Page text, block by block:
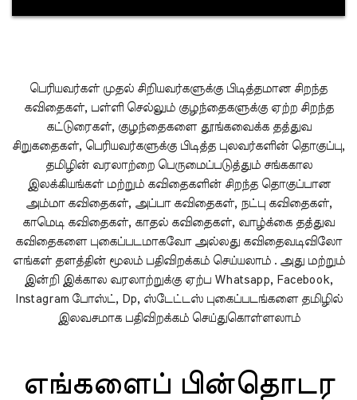
பெரியவர்கள் முதல் சிறியவர்களுக்கு பிடித்தமான சிறந்த
கவிதைகள், பள்ளி செல்லும் குழந்தைகளுக்கு ஏற்ற சிறந்த
கட்டுரைகள், குழந்தைகளை தூங்கவைக்க தத்துவ
சிறுகதைகள், பெரியவர்களுக்கு பிடித்த புலவர்களின் தொகுப்பு,
தமிழின் வரலாற்றை பெருமைப்படுத்தும் சங்ககால
இலக்கியங்கள் மற்றும் கவிதைகளின் சிறந்த தொகுப்பான
அம்மா கவிதைகள், அப்பா கவிதைகள், நட்பு கவிதைகள்,
காமெடி கவிதைகள், காதல் கவிதைகள், வாழ்க்கை தத்துவ
கவிதைகளை புகைப்படமாகவோ அல்லது கவிதைவடிவிலோ
எங்கள் தளத்தின் மூலம் பதிவிறக்கம் செய்யலாம் . அது மற்றும்
இன்றி இக்கால வரலாற்றுக்கு ஏற்ப Whatsapp, Facebook,
Instagram போஸ்ட், Dp, ஸ்டேட்டஸ் புகைப்படங்களை தமிழில்
இலவசமாக பதிவிறக்கம் செய்துகொள்ளலாம்
எங்களைப் பின்தொடர